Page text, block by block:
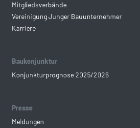
Mitgliedsverbände
Vereinigung Junger Bauunternehmer
Karriere
Baukonjunktur
Konjunkturprognose 2025/2026
Presse
Meldungen